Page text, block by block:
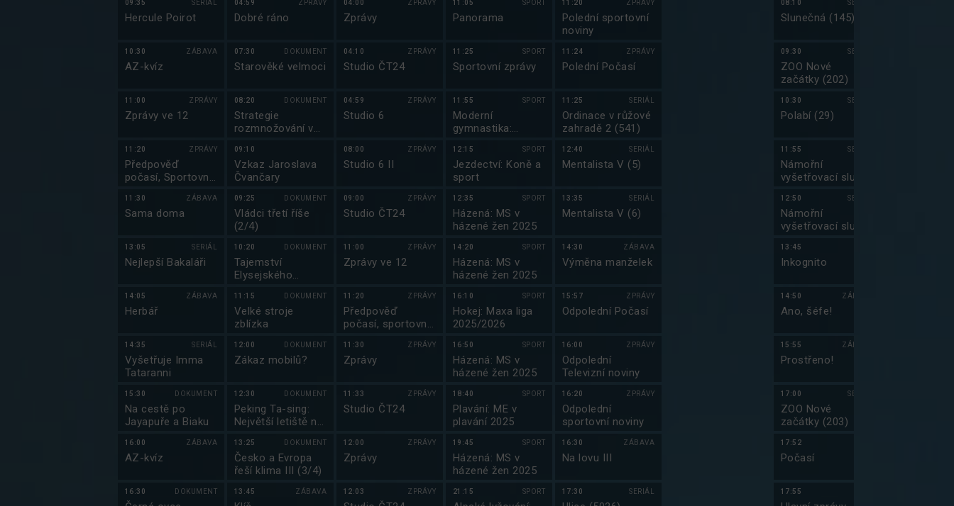
09:35 SERIÁL
Hercule Poirot
10:30 ZÁBAVA
AZ-kvíz
11:00 ZPRÁVY
Zprávy ve 12
11:20 ZPRÁVY
Předpověď
počasí, Sportovní
regionech plus
11:30 ZÁBAVA
Sama doma
13:05 SERIÁL
Nejlepší Bakaláři
14:05 ZÁBAVA
Herbář
14:35 SERIÁL
Vyšetřuje Imma
Tataranni
15:30 DOKUMENT
Na cestě po
Jayapuře a Biaku
16:00 ZÁBAVA
AZ-kvíz
16:30 DOKUMENT
04:59 ZPRÁVY
Dobré ráno
07:30 DOKUMENT
Starověké velmoci
08:20 DOKUMENT
Strategie
rozmnožování v
09:10
Vzkaz Jaroslava
Čvančary
09:25 DOKUMENT
Vládci třetí říše
(2/4)
10:20 DOKUMENT
Tajemství
Elysejského
11:15 DOKUMENT
Velké stroje
zblízka
12:00 DOKUMENT
Zákaz mobilů?
12:30 DOKUMENT
Peking Ta-sing:
Největší letiště na
13:25 DOKUMENT
Česko a Evropa
řeší klima III (3/4)
13:45 ZÁBAVA
04:00 ZPRÁVY
Zprávy
04:10 ZPRÁVY
Studio ČT24
04:59 ZPRÁVY
Studio 6
08:00 ZPRÁVY
Studio 6 II
09:00 ZPRÁVY
Studio ČT24
11:00 ZPRÁVY
Zprávy ve 12
11:20 ZPRÁVY
Předpověď
počasí, sportovní
11:30 ZPRÁVY
Zprávy
11:33 ZPRÁVY
Studio ČT24
12:00 ZPRÁVY
Zprávy
12:03 ZPRÁVY
ledního hokeje
11:05 SPORT
Panorama
11:25 SPORT
Sportovní zprávy
11:55 SPORT
Moderní
gymnastika:
gymnastika ČR
2025
12:15 SPORT
Jezdectví: Koně a
sport
12:35 SPORT
Házená: MS v
házené žen 2025
14:20 SPORT
Házená: MS v
házené žen 2025
16:10 SPORT
Hokej: Maxa liga
2025/2026
16:50 SPORT
Házená: MS v
házené žen 2025
18:40 SPORT
Plavání: ME v
plavání 2025
19:45 SPORT
Házená: MS v
házené žen 2025
21:15 SPORT
11:20 ZPRÁVY
Polední sportovní
noviny
11:24 ZPRÁVY
Polední Počasí
11:25 SERIÁL
Ordinace v růžové
zahradě 2 (541)
12:40 SERIÁL
Mentalista V (5)
13:35 SERIÁL
Mentalista V (6)
14:30 ZÁBAVA
Výměna manželek
15:57 ZPRÁVY
Odpolední Počasí
16:00 ZPRÁVY
Odpolední
Televizní noviny
16:20 ZPRÁVY
Odpolední
sportovní noviny
16:30 ZÁBAVA
Na lovu III
17:30 SERIÁL
08:10 SERIÁL
Slunečná (145)
09:30 SERIÁL
ZOO Nové
začátky (202)
10:30 SERIÁL
Polabí (29)
11:55 SERIÁL
Námořní
vyšetřovací služba
12:50 SERIÁL
Námořní
vyšetřovací služba
13:45
Inkognito
14:50 ZÁBAVA
Ano, šéfe!
15:55 ZÁBAVA
Prostřeno!
17:00 SERIÁL
ZOO Nové
začátky (203)
17:52
Počasí
17:55